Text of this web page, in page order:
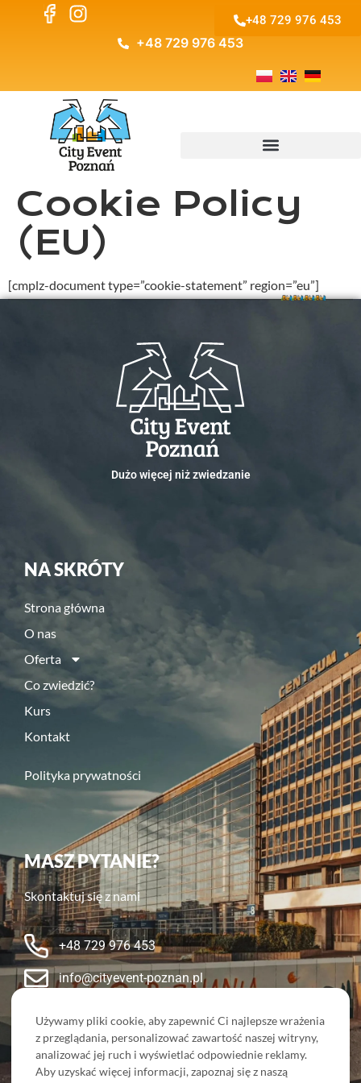
+48 729 976 453
+48 729 976 453
Cookie Policy
(EU)
[cmplz-document type=”cookie-statement” region=”eu”]
Dużo więcej niż zwiedzanie
NA SKRÓTY
Strona główna
O nas
Oferta
Co zwiedzić?
Kurs
Kontakt
Polityka prywatności
MASZ PYTANIE?
Skontaktuj się z nami
+48 729 976 453
info@cityevent-poznan.pl
Nasze sociale:
Używamy pliki cookie, aby zapewnić Ci najlepsze wrażenia
z przeglądania, personalizować zawartość naszej witryny,
analizować jej ruch i wyświetlać odpowiednie reklamy.
Aby uzyskać więcej informacji, zapoznaj się z naszą